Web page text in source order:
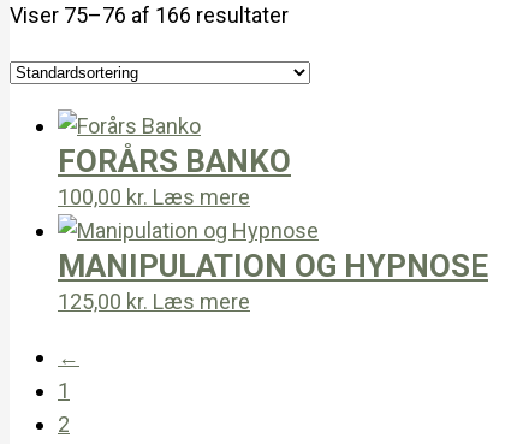
Viser 75–76 af 166 resultater
FORÅRS BANKO
100,00 kr. Læs mere
MANIPULATION OG HYPNOSE
125,00 kr. Læs mere
←
1
2